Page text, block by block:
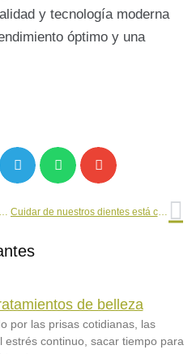
y tecnología moderna
óptimo y una
Decoración navideña, un clásico que se reinventa en 2024 Cuidar de nuestros dientes está concebido como necesario para potenciar nuestra belleza
de belleza
por las prisas cotidianas, las
estrés continuo, sacar tiempo para